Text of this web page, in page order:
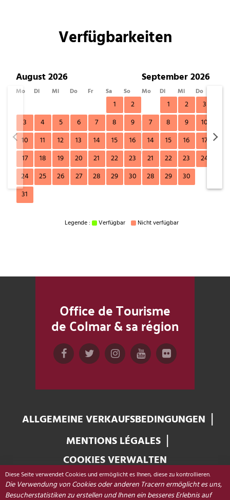
Verfügbarkeiten
August 2026
Mo Di Mi Do Fr Sa So
1
2
3
4 5 6 7 8
9
10
11 12 13 14 15
16
17
18 19 20 21 22
23
24
25 26 27 28 29
30
31
September 2026
Mo Di Mi Do
1 2 3
7
8 9 10
14
15 16 17
21
22 23 24
28
29 30
Legende : Verfügbar Nicht verfügbar
Office de Tourisme de Colmar & sa région
Place Unterlinden
Office de Tourisme
de Colmar & sa région
ALLGEMEINE VERKAUFSBEDINGUNGEN
MENTIONS LÉGALES
COOKIES VERWALTEN
Diese Seite verwendet Cookies und ermöglicht es Ihnen, diese zu kontrollieren.
Die Verwendung von Cookies oder anderen Tracern ermöglicht es uns,
Besucherstatistiken zu erstellen und Ihnen ein besseres Erlebnis auf